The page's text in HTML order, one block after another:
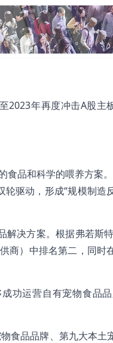
2023年再度冲击A股主
食品和科学的喂养方案
驱动，形成“规模制造
决方案。根据弗若斯
商）中排名第二，同时
功运营自有宠物食品
食品品牌、第九大本土